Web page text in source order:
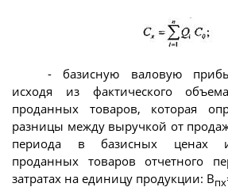
- базисную валовую
исходя из фактического
проданных товаров, которая
разницы между выручкой от
периода в базисных ценах и
проданных товаров отчетного
затратах на единицу продукции: Впх